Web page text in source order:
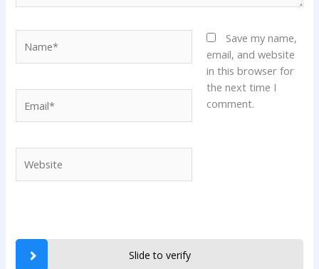
Save my name,
email, and website
in this browser for
the next time I
comment.
Slide to verify